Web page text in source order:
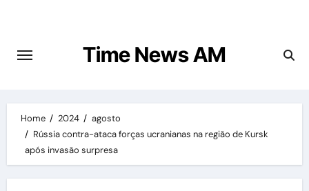
content
Time News AM
Home 2024
agosto
Rússia contra-ataca forças ucranianas na região de Kursk
após invasão surpresa